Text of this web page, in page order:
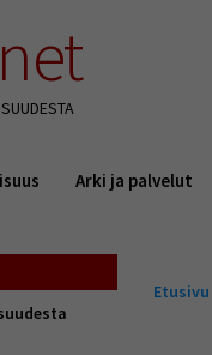
Arki ja palvelut
Etusivu